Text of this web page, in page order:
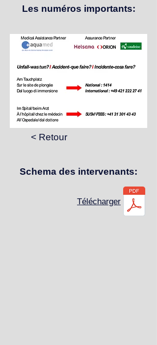
Les numéros importants:
< Retour
Schema des intervenants:
Télécharger